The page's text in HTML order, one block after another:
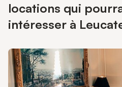
locations qui
intéresser à